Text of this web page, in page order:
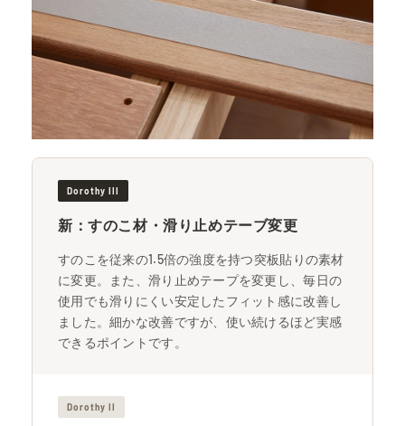
Dorothy III
新：すのこ材・滑り止めテーブ変更
すのこを従来の1.5倍の強度を持つ突板貼りの素材
に変更。また、滑り止めテープを変更し、毎日の
使用でも滑りにくい安定したフィット感に改善し
ました。細かな改善ですが、使い続けるほど実感
できるポイントです。
Dorothy II